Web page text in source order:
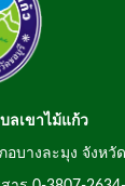
ลเขาไม้แก้ว
อบางละมุง จังหวั